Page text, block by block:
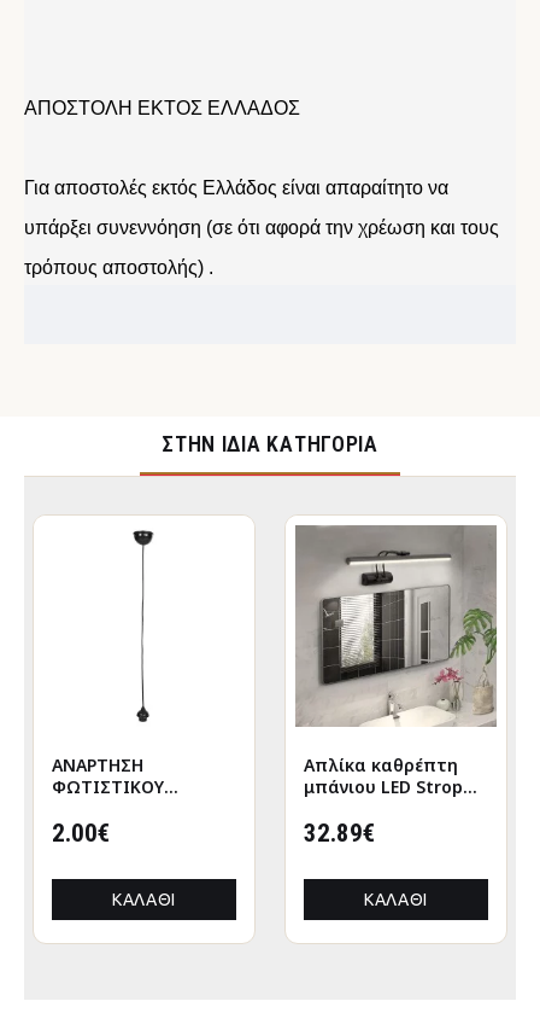
ΑΠΟΣΤΟΛΗ ΕΚΤΟΣ ΕΛΛΑΔΟΣ
Για αποστολές εκτός Ελλάδος είναι απαραίτητο να
υπάρξει συνεννόηση (σε ότι αφορά την χρέωση και τους
τρόπους αποστολής) .
ΣΤΉΝ ΊΔΙΑ ΚΑΤΗΓΟΡΊΑ
ΑΝΑΡΤΗΣΗ
ΦΩΤΙΣΤΙΚΟΥ
ΜΕ ΝΤΟΥΙ ΡΟΔΕΛΑΣ-
2.00€
ΚΑΛΆΘΙ
Απλίκα καθρέπτη
μπάνιου LED Strop
μαύρο 35εκ.
32.89€
ΚΑΛΆΘΙ